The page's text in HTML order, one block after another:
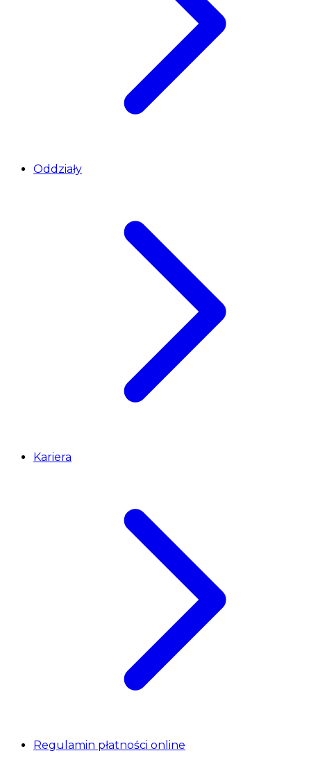
Oddziały
Kariera
Regulamin płatności online